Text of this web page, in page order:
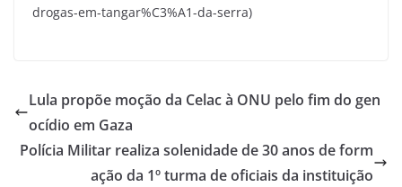
drogas-em-tangar%C3%A1-da-serra)
Lula propõe moção da Celac à ONU pelo fim do gen
ocídio em Gaza
Polícia Militar realiza solenidade de 30 anos de form
ação da 1º turma de oficiais da instituição